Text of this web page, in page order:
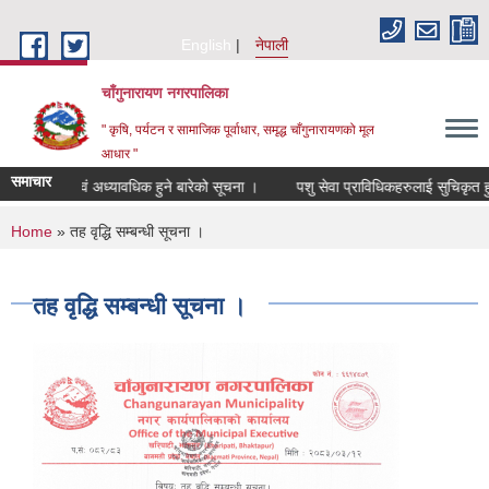
English
नेपाली
चाँगुनारायण नगरपालिका
" कृषि, पर्यटन र सामाजिक पूर्वाधार, समृद्ध चाँगुनारायणको मूल
आधार "
समाचार
सुचिकृत एवं अध्यावधिक हुने बारेको सूचना । पशु सेवा प्राविधिकहरुलाई सुचिकृत हुने
You are here
Home » तह वृद्धि सम्बन्धी सूचना ।
तह वृद्धि सम्बन्धी सूचना ।